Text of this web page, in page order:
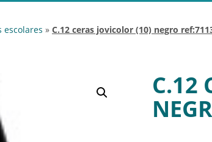
escolares » c.12 ceras jovicolor (10) negro
C.12